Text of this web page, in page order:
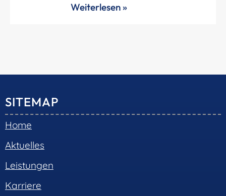
Weiterlesen »
SITEMAP
Home
Aktuelles
Leistungen
Karriere